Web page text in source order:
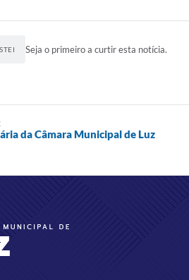
Seja o primeiro a curtir esta notícia.
da Câmara Municipal de Luz